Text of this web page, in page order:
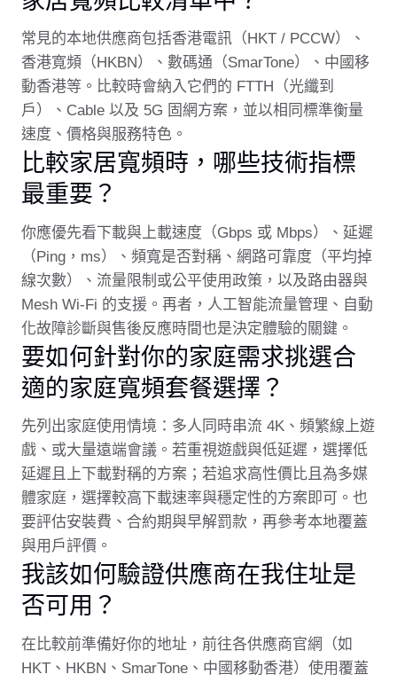
常見的本地供應商包括香港電訊（HKT / PCCW）、
香港寬頻（HKBN）、數碼通（SmarTone）、中國移
動香港等。比較時會納入它們的 FTTH（光纖到
戶）、Cable 以及 5G 固網方案，並以相同標準衡量
速度、價格與服務特色。
比較家居寬頻時，哪些技術指標
最重要？
你應優先看下載與上載速度（Gbps 或 Mbps）、延遲
（Ping，ms）、頻寬是否對稱、網路可靠度（平均掉
線次數）、流量限制或公平使用政策，以及路由器與
Mesh Wi‑Fi 的支援。再者，人工智能流量管理、自動
化故障診斷與售後反應時間也是決定體驗的關鍵。
要如何針對你的家庭需求挑選合
適的家庭寬頻套餐選擇？
先列出家庭使用情境：多人同時串流 4K、頻繁線上遊
戲、或大量遠端會議。若重視遊戲與低延遲，選擇低
延遲且上下載對稱的方案；若追求高性價比且為多媒
體家庭，選擇較高下載速率與穩定性的方案即可。也
要評估安裝費、合約期與早解罰款，再參考本地覆蓋
與用戶評價。
我該如何驗證供應商在我住址是
否可用？
在比較前準備好你的地址，前往各供應商官網（如
HKT、HKBN、SmarTone、中國移動香港）使用覆蓋